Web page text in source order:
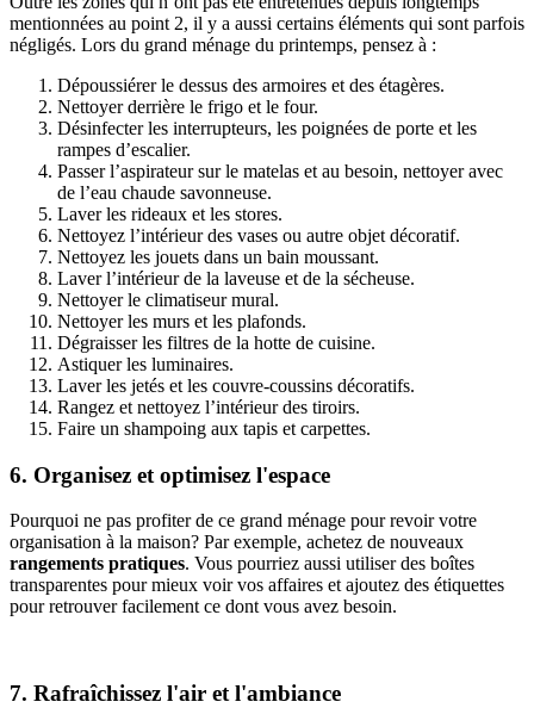
mentionnées au point 2, il y a aussi certains éléments qui sont parfois
négligés. Lors du grand ménage du printemps, pensez à :
Dépoussiérer le dessus des armoires et des étagères.
Nettoyer derrière le frigo et le four.
Désinfecter les interrupteurs, les poignées de porte et les
rampes d’escalier.
Passer l’aspirateur sur le matelas et au besoin, nettoyer avec
de l’eau chaude savonneuse.
Laver les rideaux et les stores.
Nettoyez l’intérieur des vases ou autre objet décoratif.
Nettoyez les jouets dans un bain moussant.
Laver l’intérieur de la laveuse et de la sécheuse.
Nettoyer le climatiseur mural.
Nettoyer les murs et les plafonds.
Dégraisser les filtres de la hotte de cuisine.
Astiquer les luminaires.
Laver les jetés et les couvre-coussins décoratifs.
Rangez et nettoyez l’intérieur des tiroirs.
Faire un shampoing aux tapis et carpettes.
6. Organisez et optimisez l'espace
Pourquoi ne pas profiter de ce grand ménage pour revoir votre
organisation à la maison? Par exemple, achetez de nouveaux
rangements pratiques. Vous pourriez aussi utiliser des boîtes
transparentes pour mieux voir vos affaires et ajoutez des étiquettes
pour retrouver facilement ce dont vous avez besoin.
7. Rafraîchissez l'air et l'ambiance